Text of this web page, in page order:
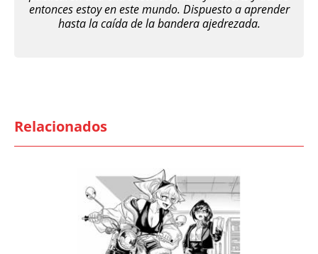
entonces estoy en este mundo. Dispuesto a aprender
hasta la caída de la bandera ajedrezada.
Relacionados